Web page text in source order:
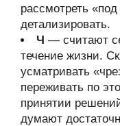
рассмотреть
детализировать.
Ч — считают
течение жизни.
усматривать
переживать по
принятии
думают